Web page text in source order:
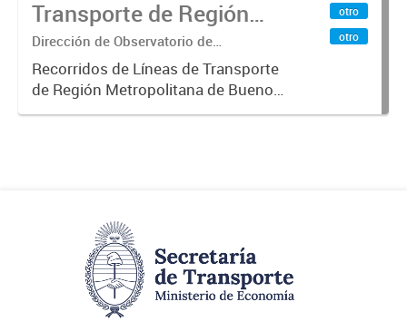
Transporte de Región
Metropolitana de
Buenos Aires (RMBA)
Dirección de Observatorio de
Transporte, Estudio y Sistemas
Recorridos de Líneas de Transporte
de Región Metropolitana de Buenos
Aires (RMBA).-
otro
otro